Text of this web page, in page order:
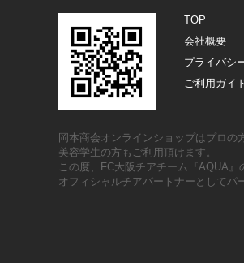
TOP
会社概要
プライバシ
ご利用ガイ
岡本商会オンラインショップはプロの
美容学生の方もご利用頂けます。
この度、FC大阪チアチーム『AQUA』
オフィシャルチアパートナーとしてパ